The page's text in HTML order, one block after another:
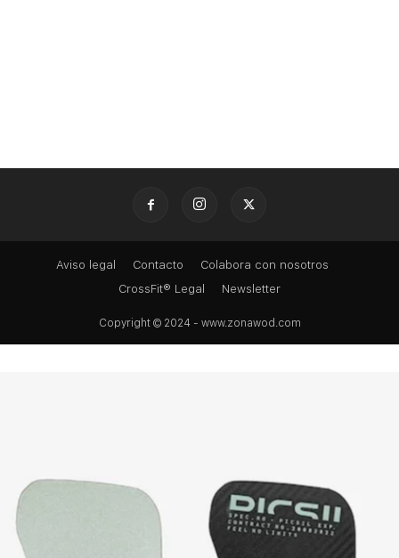
Aviso legal Contacto
Colabora con nosotros
CrossFit® Legal
Newsletter
Copyright © 2024 - www.zonawod.com